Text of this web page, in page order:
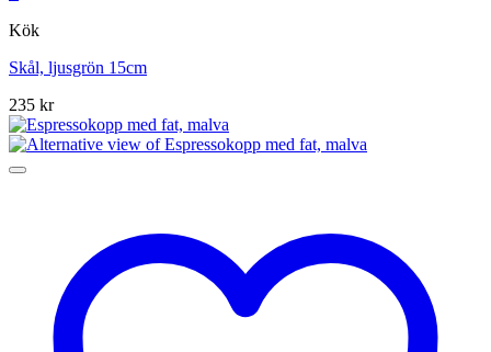
Kök
Skål, ljusgrön 15cm
235 kr